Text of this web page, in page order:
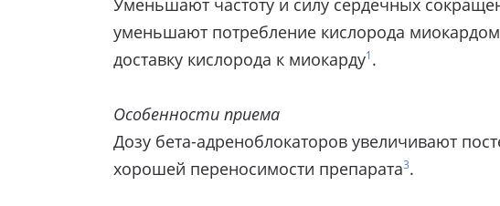
уменьшают потребление кислорода
доставку кислорода к миокарду1.
Особенности приема
Дозу бета-адреноблокаторов увеличивают
хорошей переносимости препарата3.